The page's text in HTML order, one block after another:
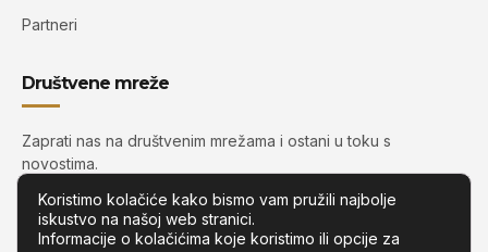
Partneri
Društvene mreže
Zaprati nas na društvenim mrežama i ostani u toku s
novostima.
Koristimo kolačiće kako bismo vam pružili najbolje
iskustvo na našoj web stranici.
Informacije o kolačićima koje koristimo ili opcije za